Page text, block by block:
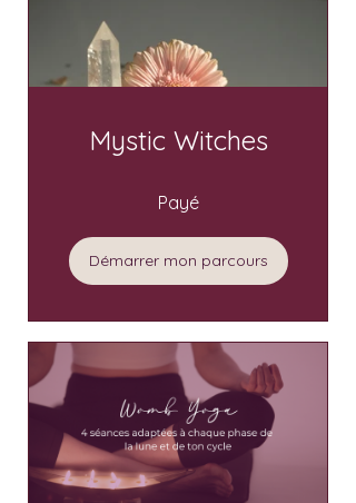
Mystic Witches
Payé
Démarrer mon parcours